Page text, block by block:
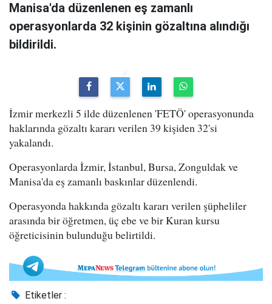
Manisa'da düzenlenen eş zamanlı
operasyonlarda 32 kişinin gözaltına alındığı
bildirildi.
İzmir merkezli 5 ilde düzenlenen 'FETÖ' operasyonunda
haklarında gözaltı kararı verilen 39 kişiden 32'si
yakalandı.
Operasyonlarda İzmir, İstanbul, Bursa, Zonguldak ve
Manisa'da eş zamanlı baskınlar düzenlendi.
Operasyonda hakkında gözaltı kararı verilen şüpheliler
arasında bir öğretmen, üç ebe ve bir Kuran kursu
öğreticisinin bulunduğu belirtildi.
Etiketler :